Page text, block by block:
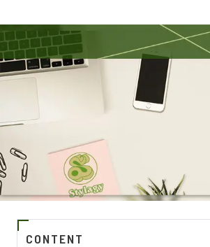
CONTENT